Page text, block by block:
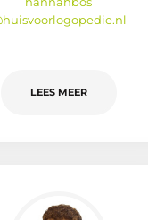
LEES MEER